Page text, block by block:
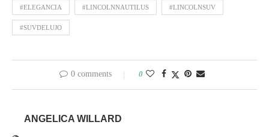
#ELEGANCIA #LINCOLNNAUTILUS #LINCOLNSUV
#SUVDELUJO
0 comments 0
ANGELICA WILLARD